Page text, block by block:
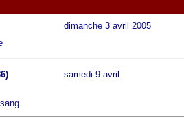
dimanche 3 avril 2005
samedi 9 avril